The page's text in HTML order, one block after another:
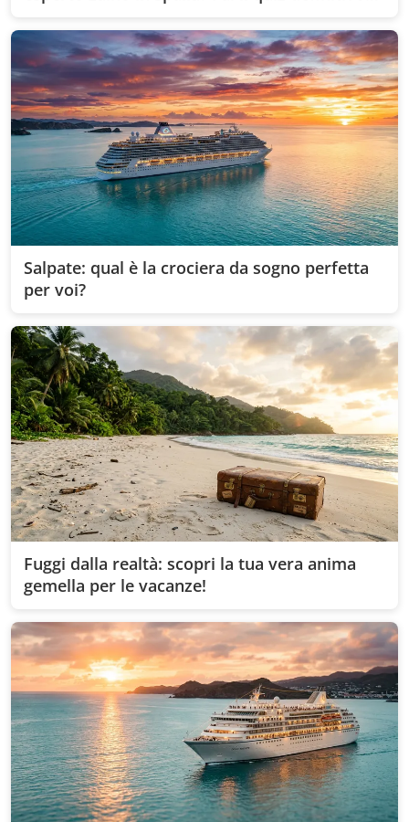
Salpate: qual è la crociera da sogno perfetta
per voi?
Fuggi dalla realtà: scopri la tua vera anima
gemella per le vacanze!